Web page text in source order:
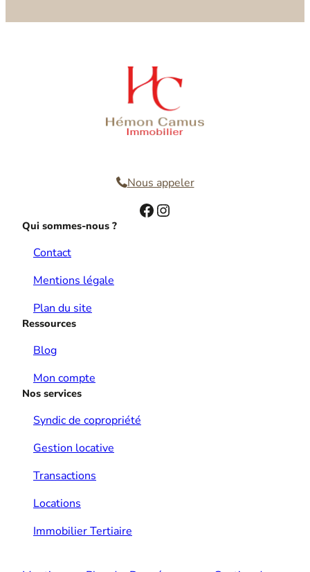
Nous appeler
Facebook Instagram
Qui sommes-nous ?
Contact
Mentions légale
Plan du site
Ressources
Blog
Mon compte
Nos services
Syndic de copropriété
Gestion locative
Transactions
Locations
Immobilier Tertiaire